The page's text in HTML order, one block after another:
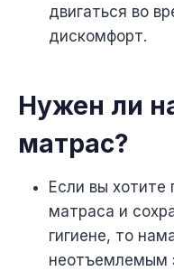
двигаться во
дискомфорт.
Нужен ли
матрас?
Если вы
матраса и
гигиене, то
неотъемлемым